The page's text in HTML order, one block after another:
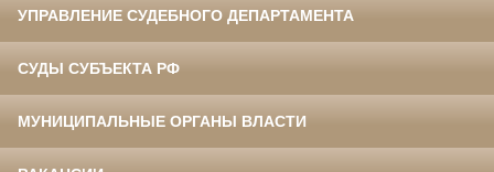
УПРАВЛЕНИЕ СУДЕБНОГО ДЕПАРТАМЕНТА
СУДЫ СУБЪЕКТА РФ
МУНИЦИПАЛЬНЫЕ ОРГАНЫ ВЛАСТИ